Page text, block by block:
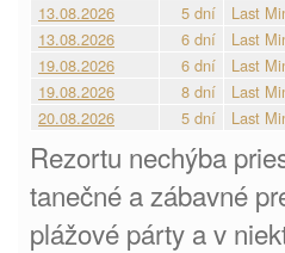
13.08.2026
5 dní Last
13.08.2026
6 dní Last
19.08.2026
6 dní Last
19.08.2026
8 dní Last
20.08.2026
5 dní Last
Rezortu nechýba
tanečné a zábavné
plážové párty a v